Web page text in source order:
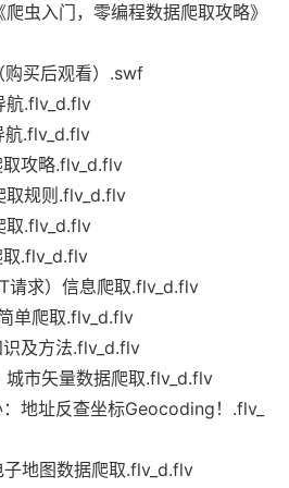
虫入门，零编程数据爬取攻略》
买后观看）.swf
航.flv_d.flv
航.flv_d.flv
攻略.flv_d.flv
取规则.flv_d.flv
取.flv_d.flv
取.flv_d.flv
请求）信息爬取.flv_d.flv
单爬取.flv_d.flv
及方法.flv_d.flv
城市矢量数据爬取.flv_d.flv
地址反查坐标Geocoding！.flv_
子地图数据爬取.flv_d.flv